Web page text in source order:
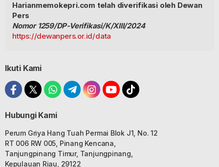
Harianmemokepri.com telah diverifikasi oleh Dewan
Pers
Nomor 1259/DP-Verifikasi/K/XIII/2024
https://dewanpers.or.id/data
Ikuti Kami
Hubungi Kami
Perum Griya Hang Tuah Permai Blok J1, No. 12
RT 006 RW 005, Pinang Kencana,
Tanjungpinang Timur, Tanjungpinang,
Kepulauan Riau, 29122